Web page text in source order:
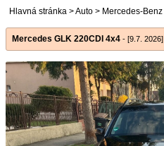
Hlavná stránka >Auto > Mercedes-Benz
Mercedes GLK 220CDI 4x4 - [9.7. 2026]